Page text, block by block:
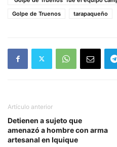
Golpe de Truenos
tarapaqueño
Artículo anterior
Detienen a sujeto que
amenazó a hombre con arma
artesanal en Iquique